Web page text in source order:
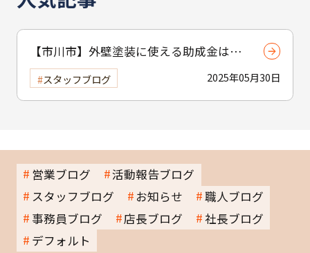
【市川市】外壁塗装に使える助成金はあ
る？ 補助制度と費用を抑えるコツを紹介2025年05月30日
スタッフブログ
営業ブログ
活動報告ブログ
スタッフブログ
お知らせ
職人ブログ
事務員ブログ
店長ブログ
社長ブログ
デフォルト